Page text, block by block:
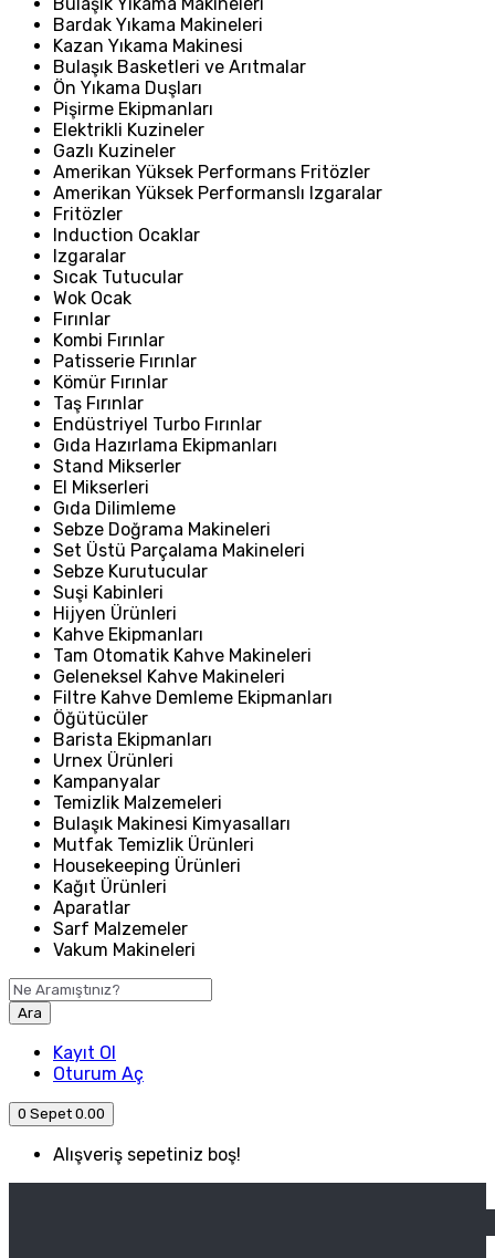
Bardak Yıkama Makineleri
Kazan Yıkama Makinesi
Bulaşık Basketleri ve Arıtmalar
Ön Yıkama Duşları
Pişirme Ekipmanları
Elektrikli Kuzineler
Gazlı Kuzineler
Amerikan Yüksek Performans Fritözler
Amerikan Yüksek Performanslı Izgaralar
Fritözler
Induction Ocaklar
Izgaralar
Sıcak Tutucular
Wok Ocak
Fırınlar
Kombi Fırınlar
Patisserie Fırınlar
Kömür Fırınlar
Taş Fırınlar
Endüstriyel Turbo Fırınlar
Gıda Hazırlama Ekipmanları
Stand Mikserler
El Mikserleri
Gıda Dilimleme
Sebze Doğrama Makineleri
Set Üstü Parçalama Makineleri
Sebze Kurutucular
Suşi Kabinleri
Hijyen Ürünleri
Kahve Ekipmanları
Tam Otomatik Kahve Makineleri
Geleneksel Kahve Makineleri
Filtre Kahve Demleme Ekipmanları
Öğütücüler
Barista Ekipmanları
Urnex Ürünleri
Kampanyalar
Temizlik Malzemeleri
Bulaşık Makinesi Kimyasalları
Mutfak Temizlik Ürünleri
Housekeeping Ürünleri
Kağıt Ürünleri
Aparatlar
Sarf Malzemeler
Vakum Makineleri
Ara
Kayıt Ol
Oturum Aç
0 Sepet 0.00
Alışveriş sepetiniz boş!